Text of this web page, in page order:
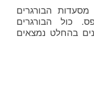
הבורגרים
כול הבורגרים
בהחלט נמצאים